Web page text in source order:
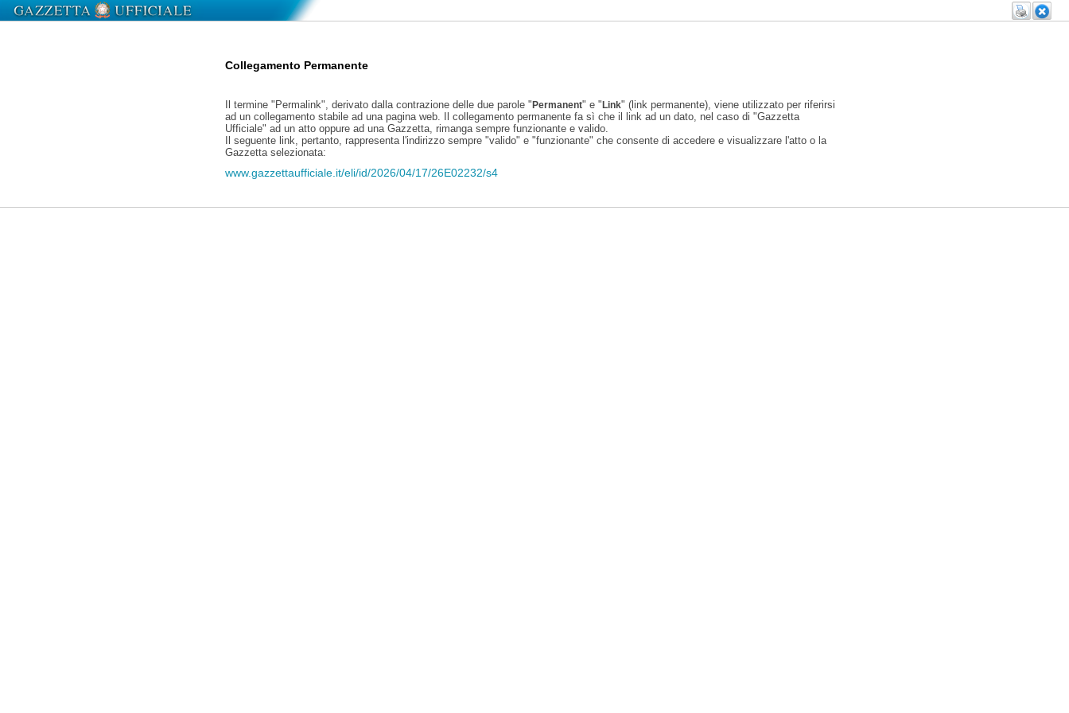
Collegamento Permanente
Il termine "Permalink", derivato dalla contrazione delle due parole "Permanent" e "Link" (link permanente), viene utilizzato per riferirsi
ad un collegamento stabile ad una pagina web. Il collegamento permanente fa sì che il link ad un dato, nel caso di "Gazzetta
Ufficiale" ad un atto oppure ad una Gazzetta, rimanga sempre funzionante e valido.
Il seguente link, pertanto, rappresenta l'indirizzo sempre "valido" e "funzionante" che consente di accedere e visualizzare l'atto o la
Gazzetta selezionata:
www.gazzettaufficiale.it/eli/id/2026/04/17/26E02232/s4